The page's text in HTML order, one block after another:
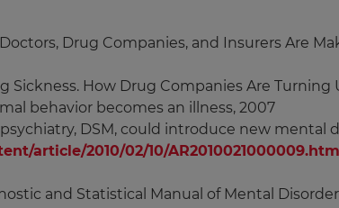
Drug Companies, and Insurers Are
Sickness. How Drug Companies Are
behavior becomes an illness, 2007
DSM, could introduce new mental
article/2010/02/10/AR2010021000009.html
and Statistical Manual of Mental